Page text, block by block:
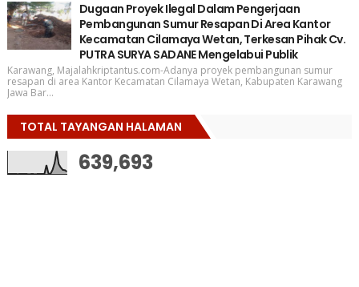
Dugaan Proyek Ilegal Dalam Pengerjaan
Pembangunan Sumur Resapan Di Area Kantor
Kecamatan Cilamaya Wetan, Terkesan Pihak Cv.
PUTRA SURYA SADANE Mengelabui Publik
Karawang, Majalahkriptantus.com-Adanya proyek pembangunan sumur
resapan di area Kantor Kecamatan Cilamaya Wetan, Kabupaten Karawang
Jawa Bar...
TOTAL TAYANGAN HALAMAN
639,693